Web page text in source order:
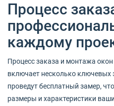
Процесс
каждому
Процесс заказа и монтажа окон
включает несколько ключевых
проведут бесплатный замер,
размеры и характеристики